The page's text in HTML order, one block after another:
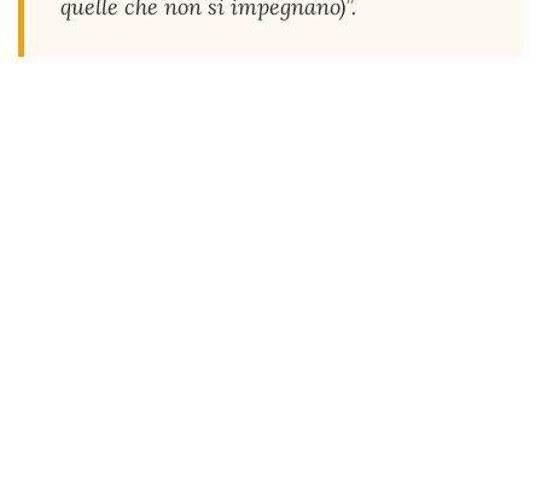
quelle che non si impegnano)”.